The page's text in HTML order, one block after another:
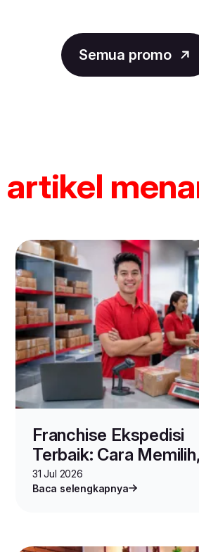
Semua promo
artikel
Franchise Ekspedisi
Terbaik: Cara Memilih,
Syarat Daftar, dan
Keuntungan Jadi Agen
31 Jul 2026
Baca selengkapnya